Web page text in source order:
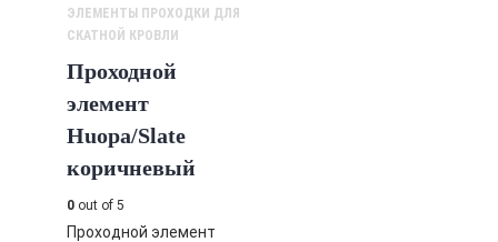
ЭЛЕМЕНТЫ ПРОХОДКИ ДЛЯ
СКАТНОЙ КРОВЛИ
Проходной
элемент
Huopa/Slate
коричневый
0 out of 5
Проходной элемент